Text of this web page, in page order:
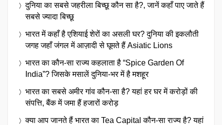
दुनिया का सबसे जहरीला बिच्छू कौन सा है?, जानें कहाँ पाए जाते हैं
सबसे ज्यादा बिच्छू
भारत में कहाँ है एशियाई शेरों का असली घर? दुनिया की इकलौती
जगह जहाँ जंगल में आज़ादी से घूमते हैं Asiatic Lions
भारत का कौन-सा राज्य कहलाता है “Spice Garden Of
India”? जिसके मसालें दुनिया-भर में है मशहूर
भारत का सबसे अमीर गांव कौन-सा है? यहां हर घर में करोड़ों की
संपत्ति, बैंक में जमा हैं हजारों करोड़
क्या आप जानते हैं भारत का Tea Capital कौन-सा राज्य है? यहां